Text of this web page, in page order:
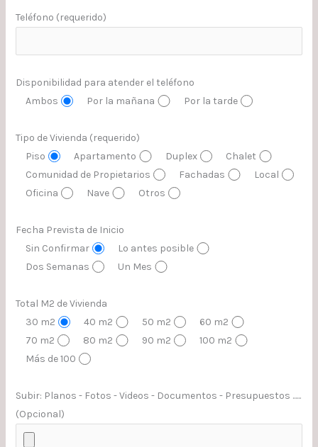
Teléfono (requerido)
Disponibilidad para atender el teléfono
Ambos
Por la mañana Por la tarde
Tipo de Vivienda (requerido)
Piso
Apartamento Duplex
Chalet
Comunidad de Propietarios
Fachadas
Local
Oficina
Nave Otros
Fecha Prevista de Inicio
Sin Confirmar
Lo antes posible
Dos Semanas
Un Mes
Total M2 de Vivienda
30 m2
40 m2 50 m2
60 m2
70 m2
80 m2 90 m2
100 m2
Más de 100
Subir: Planos - Fotos - Videos - Documentos - Presupuestos ......
(Opcional)